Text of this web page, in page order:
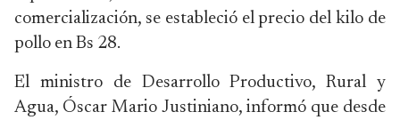
comercialización, se estableció el precio del kilo de
pollo en Bs 28.
El ministro de Desarrollo Productivo, Rural y
Agua, Óscar Mario Justiniano, informó que desde